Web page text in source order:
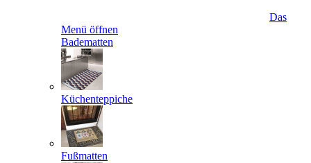
Das
Menü öffnen
Badematten
Küchenteppiche
Fußmatten